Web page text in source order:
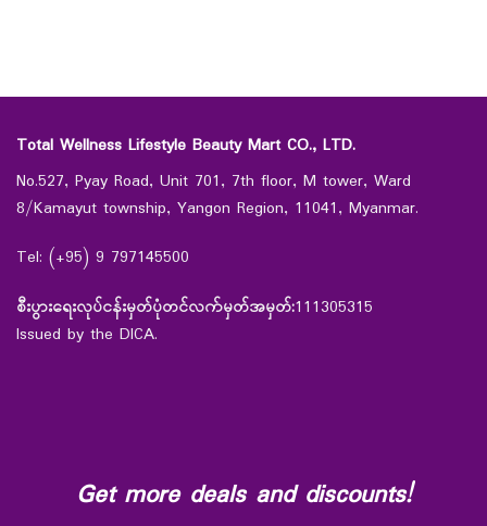
Total Wellness Lifestyle Beauty Mart CO., LTD.
No.527, Pyay Road, Unit 701, 7th floor, M tower, Ward
8/Kamayut township, Yangon Region, 11041, Myanmar.
Tel: (+95) 9 797145500
စီးပွားရေးလုပ်ငန်းမှတ်ပုံတင်လက်မှတ်အမှတ်:111305315
Issued by the DICA.
Get more deals and discounts!